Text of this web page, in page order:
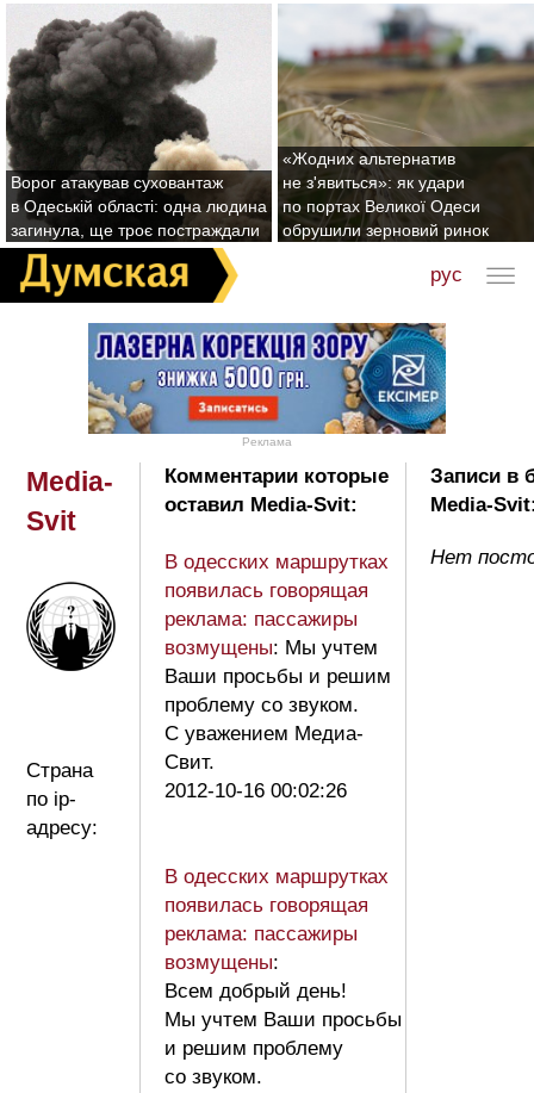
Ворог атакував суховантаж
в Одеській області: одна людина
загинула, ще троє постраждали
«Жодних альтернатив
не з'явиться»: як удари
по портах Великої Одеси
обрушили зерновий ринок
рус
Реклама
Media-
Svit
Страна
по ip-
адресу:
Комментарии которые
оставил Media-Svit:
В одесских маршрутках
появилась говорящая
реклама: пассажиры
возмущены: Мы учтем
Ваши просьбы и решим
проблему со звуком.
С уважением Медиа-
Свит.
2012-10-16 00:02:26
В одесских маршрутках
появилась говорящая
реклама: пассажиры
возмущены:
Всем добрый день!
Мы учтем Ваши просьбы
и решим проблему
со звуком.
Записи в
Media-
Нет